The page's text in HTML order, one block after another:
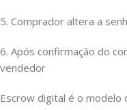
5. Comprador altera a
6. Após confirmação do
vendedor
Escrow digital é o modelo